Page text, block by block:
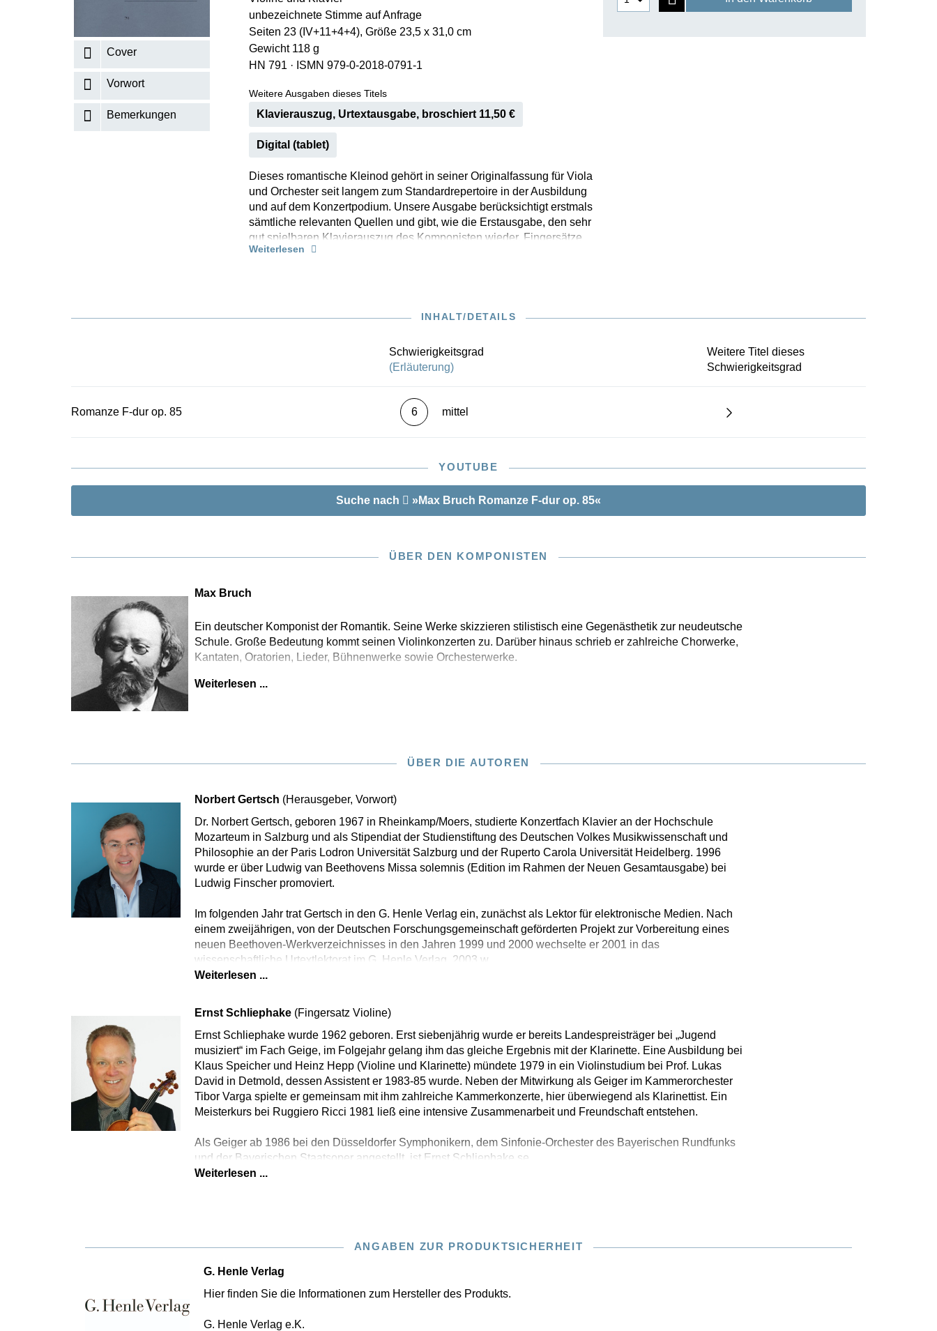
KISSIN THE COMPOSER
RICHARD STRAUSS
Cover
Vorwort
Bemerkungen
unbezeichnete Stimme auf Anfrage
Seiten 23 (IV+11+4+4), Größe 23,5 x 31,0 cm
Gewicht 118 g
HN 791 · ISMN 979-0-2018-0791-1
Weitere Ausgaben dieses Titels
Klavierauszug, Urtextausgabe, broschiert 11,50 €
Digital (tablet)
Dieses romantische Kleinod gehört in seiner Originalfassung für Viola
und Orchester seit langem zum Standardrepertoire in der Ausbildung
und auf dem Konzertpodium. Unsere Ausgabe berücksichtigt erstmals
sämtliche relevanten Quellen und gibt, wie die Erstausgabe, den sehr
gut spielbaren Klavierauszug des Komponisten wieder. Fingersätze
und Strichbezeichnungen ergänzte der versierte Praktiker Ernst
greifbar. Eine Bereicherung für das Violin-Repertoire!
Weiterlesen
INHALT/DETAILS
Schwierigkeitsgrad
(Erläuterung)
Weitere Titel dieses
Schwierigkeitsgrad
Romanze F-dur op. 85 6 mittel
YOUTUBE
Suche nach »Max Bruch Romanze F-dur op. 85«
ÜBER DEN KOMPONISTEN
Max Bruch
Ein deutscher Komponist der Romantik. Seine Werke skizzieren stilistisch eine Gegenästhetik zur neudeutsche
Schule. Große Bedeutung kommt seinen Violinkonzerten zu. Darüber hinaus schrieb er zahlreiche Chorwerke,
Kantaten, Oratorien, Lieder, Bühnenwerke sowie Orchesterwerke.
Weiterlesen ...
ÜBER DIE AUTOREN
Norbert Gertsch (Herausgeber, Vorwort)
Dr. Norbert Gertsch, geboren 1967 in Rheinkamp/Moers, studierte Konzertfach Klavier an der Hochschule
Mozarteum in Salzburg und als Stipendiat der Studienstiftung des Deutschen Volkes Musikwissenschaft und
Philosophie an der Paris Lodron Universität Salzburg und der Ruperto Carola Universität Heidelberg. 1996
wurde er über Ludwig van Beethovens Missa solemnis (Edition im Rahmen der Neuen Gesamtausgabe) bei
Ludwig Finscher promoviert.
Im folgenden Jahr trat Gertsch in den G. Henle Verlag ein, zunächst als Lektor für elektronische Medien. Nach
einem zweijährigen, von der Deutschen Forschungsgemeinschaft geförderten Projekt zur Vorbereitung eines
neuen Beethoven-Werkverzeichnisses in den Jahren 1999 und 2000 wechselte er 2001 in das
wissenschaftliche Urtextlektorat im G. Henle Verlag. 2003 w
Weiterlesen ...
Ernst Schliephake (Fingersatz Violine)
Ernst Schliephake wurde 1962 geboren. Erst siebenjährig wurde er bereits Landespreisträger bei „Jugend
musiziert“ im Fach Geige, im Folgejahr gelang ihm das gleiche Ergebnis mit der Klarinette. Eine Ausbildung bei
Klaus Speicher und Heinz Hepp (Violine und Klarinette) mündete 1979 in ein Violinstudium bei Prof. Lukas
David in Detmold, dessen Assistent er 1983-85 wurde. Neben der Mitwirkung als Geiger im Kammerorchester
Tibor Varga spielte er gemeinsam mit ihm zahlreiche Kammerkonzerte, hier überwiegend als Klarinettist. Ein
Meisterkurs bei Ruggiero Ricci 1981 ließ eine intensive Zusammenarbeit und Freundschaft entstehen.
Als Geiger ab 1986 bei den Düsseldorfer Symphonikern, dem Sinfonie-Orchester des Bayerischen Rundfunks
und der Bayerischen Staatsoper angestellt, ist Ernst Schliephake se
Weiterlesen ...
ANGABEN ZUR PRODUKTSICHERHEIT
G. Henle Verlag
Hier finden Sie die Informationen zum Hersteller des Produkts.
G. Henle Verlag e.K.